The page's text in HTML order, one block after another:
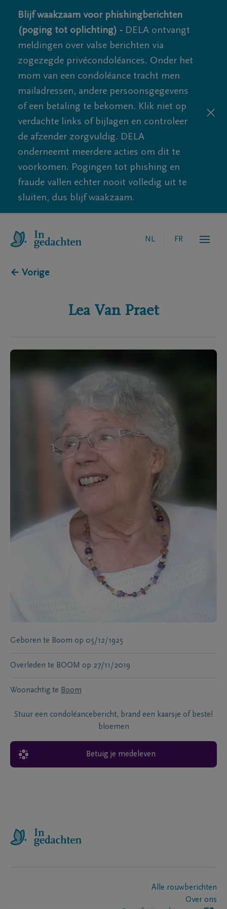
Blijf waakzaam voor phishingberichten
(poging tot oplichting) - DELA ontvangt
meldingen over valse berichten via
zogezegde privécondoléances. Onder het
mom van een condoléance tracht men
mailadressen, andere persoonsgegevens
of een betaling te bekomen. Klik niet op
verdachte links of bijlagen en controleer
de afzender zorgvuldig. DELA
onderneemt meerdere acties om dit te
voorkomen. Pogingen tot phishing en
fraude vallen echter nooit volledig uit te
sluiten, dus blijf waakzaam.
NL FR
← Vorige
Lea Van Praet
Geboren te Boom op 05/12/1925
Overleden te BOOM op 27/11/2019
Woonachtig te Boom
Stuur een condoléancebericht, brand een kaarsje of bestel
bloemen
Betuig je medeleven
Alle rouwberichten
Over ons